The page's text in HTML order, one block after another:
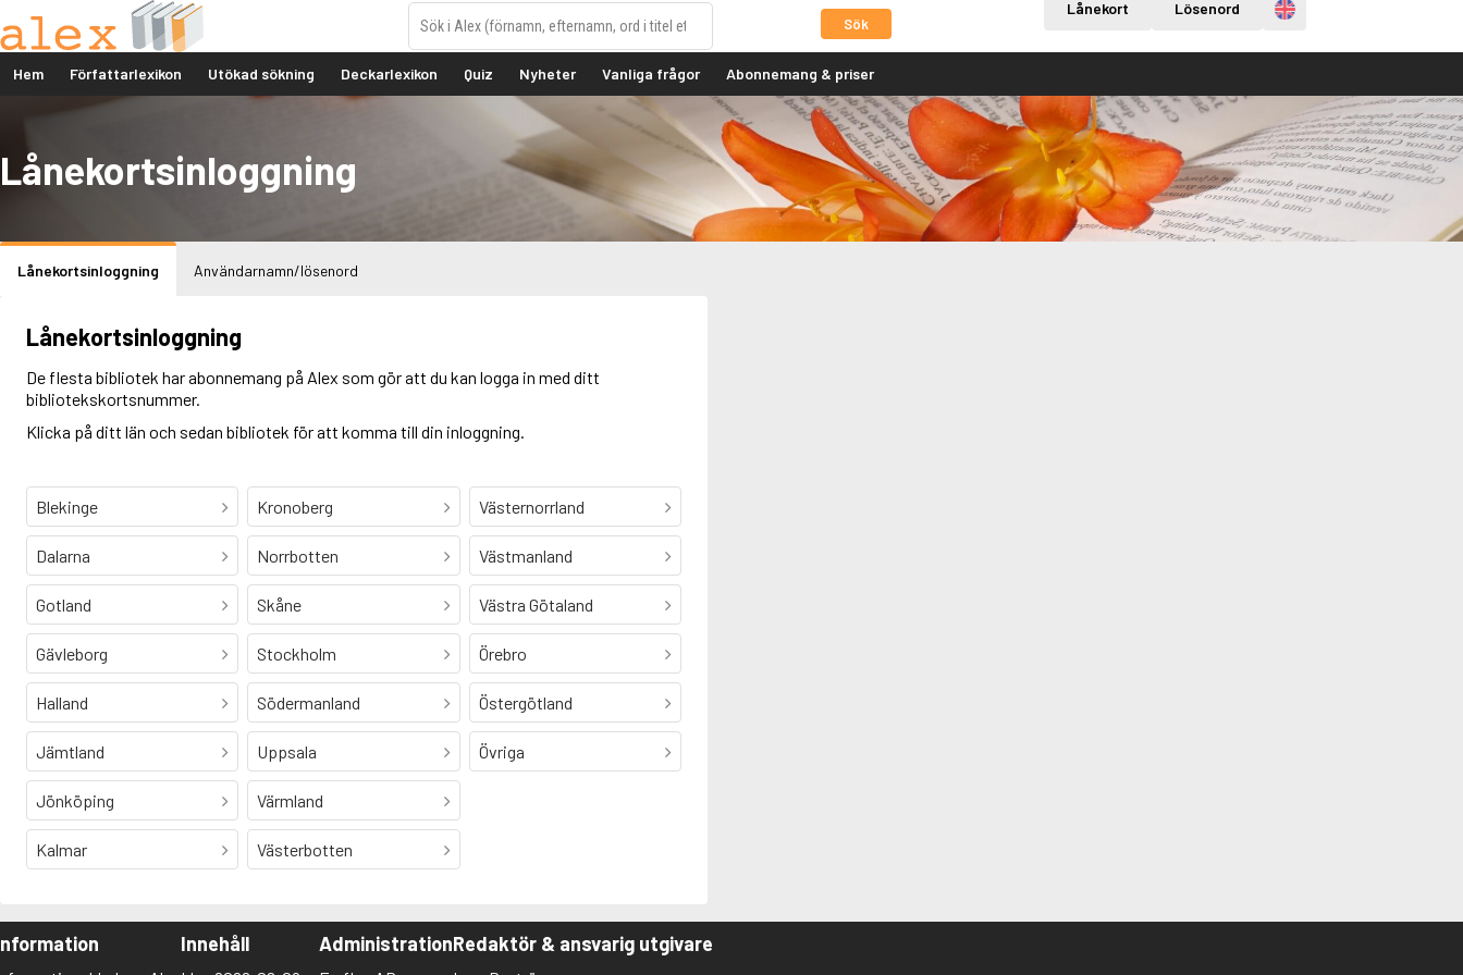
Sök
Lånekort Lösenord Engelska
Hem Författarlexikon Utökad sökning Deckarlexikon Quiz Nyheter Vanliga frågor Abonnemang & priser
Lånekortsinloggning
Lånekortsinloggning Användarnamn/lösenord
Lånekortsinloggning
De flesta bibliotek har abonnemang på Alex som gör att du kan logga in med ditt
bibliotekskortsnummer.
Klicka på ditt län och sedan bibliotek för att komma till din inloggning.
Blekinge
Dalarna
Gotland
Gävleborg
Halland
Jämtland
Jönköping
Kalmar
Kronoberg
Norrbotten
Skåne
Stockholm
Södermanland
Uppsala
Värmland
Västerbotten
Västernorrland
Västmanland
Västra Götaland
Örebro
Östergötland
Övriga
Innehåll AdministrationRedaktör & ansvarig utgivare